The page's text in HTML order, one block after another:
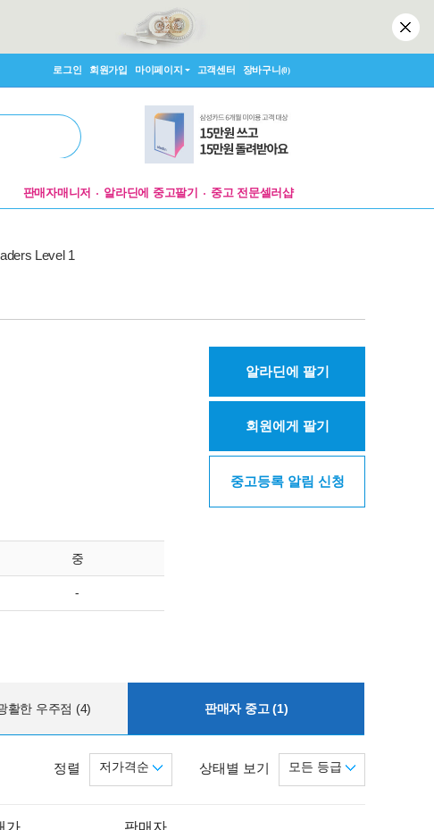
로그인 회원가입 마이페이지 고객센터 장바구니(0)
판매자매니저 알라딘에 중고팔기 중고 전문셀러샵
Level 1
중
-
알라딘에 팔기
회원에게 팔기
중고등록 알림 신청
활한 우주점 (4) 판매자 중고 (1)
상태별 보기 모든 등급
정렬 저가격순